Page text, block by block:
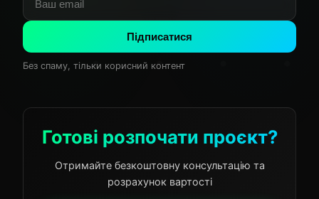
Підписатися
Без спаму, тільки корисний контент
Готові розпочати проєкт?
Отримайте безкоштовну консультацію та
розрахунок вартості